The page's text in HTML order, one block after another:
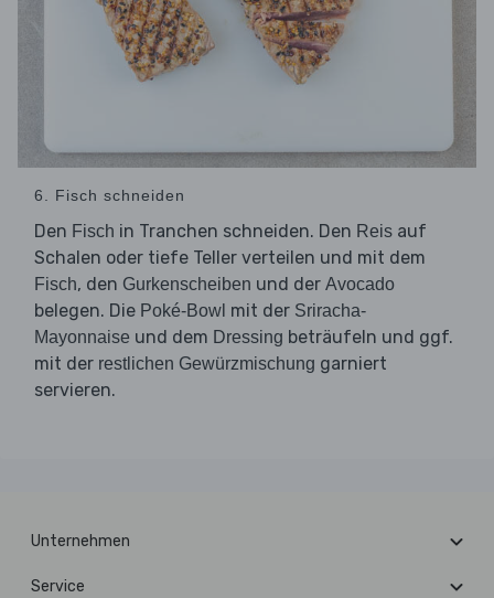
6. Fisch schneiden
Den Fisch in Tranchen schneiden. Den Reis auf
Schalen oder tiefe Teller verteilen und mit dem
Fisch, den Gurkenscheiben und der Avocado
belegen. Die Poké-Bowl mit der Sriracha-
Mayonnaise und dem Dressing beträufeln und ggf.
mit der restlichen Gewürzmischung garniert
servieren.
Unternehmen
Service